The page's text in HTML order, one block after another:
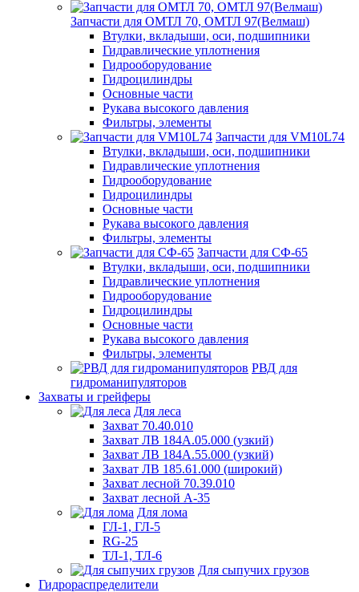
Запчасти для ОМТЛ 70, ОМТЛ 97(Велмаш)
Втулки, вкладыши, оси, подшипники
Гидравлические уплотнения
Гидрооборудование
Гидроцилиндры
Основные части
Рукава высокого давления
Фильтры, элементы
Запчасти для VM10L74
Втулки, вкладыши, оси, подшипники
Гидравлические уплотнения
Гидрооборудование
Гидроцилиндры
Основные части
Рукава высокого давления
Фильтры, элементы
Запчасти для СФ-65
Втулки, вкладыши, оси, подшипники
Гидравлические уплотнения
Гидрооборудование
Гидроцилиндры
Основные части
Рукава высокого давления
Фильтры, элементы
РВД для
гидроманипуляторов
Захваты и грейферы
Для леса
Захват 70.40.010
Захват ЛВ 184А.05.000 (узкий)
Захват ЛВ 184А.55.000 (узкий)
Захват ЛВ 185.61.000 (широкий)
Захват лесной 70.39.010
Захват лесной А-35
Для лома
ГЛ-1, ГЛ-5
RG-25
ТЛ-1, ТЛ-6
Для сыпучих грузов
Гидрораспределители